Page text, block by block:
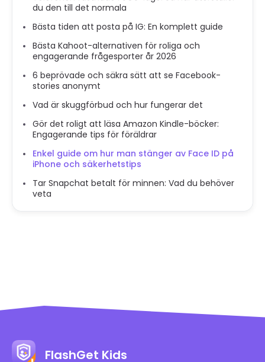
du den till det normala
Bästa tiden att posta på IG: En komplett guide
Bästa Kahoot-alternativen för roliga och
engagerande frågesporter år 2026
6 beprövade och säkra sätt att se Facebook-
stories anonymt
Vad är skuggförbud och hur fungerar det
Gör det roligt att läsa Amazon Kindle-böcker:
Engagerande tips för föräldrar
Enkel guide om hur man stänger av Face ID på
iPhone och säkerhetstips
Tar Snapchat betalt för minnen: Vad du behöver
veta
FlashGet Kids